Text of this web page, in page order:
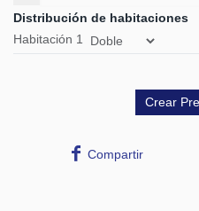
Distribución de habitaciones
Habitación 1
Compartir